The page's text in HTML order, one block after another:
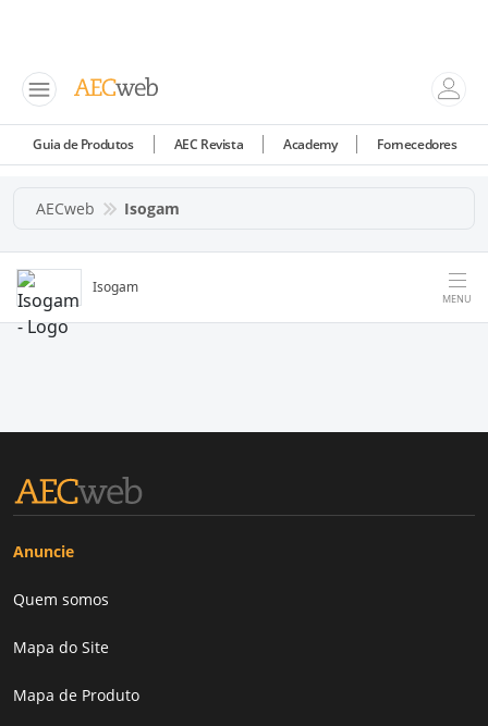
Guia de Produtos AEC Revista Academy Fornecedores
AECweb Isogam
Isogam
MENU
Anuncie
Quem somos
Mapa do Site
Mapa de Produto